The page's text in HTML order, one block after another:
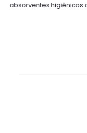
absorventes higiênicos